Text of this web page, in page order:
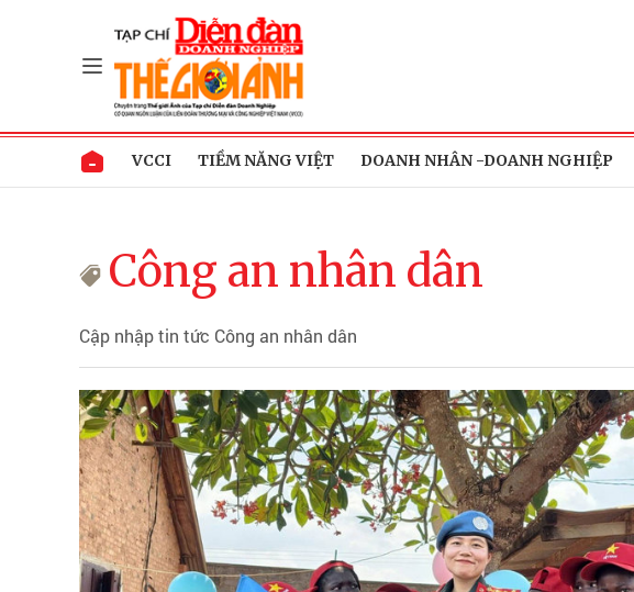
VCCI TIỀM NĂNG VIỆT DOANH NHÂN -DOANH NGHIỆP
Công an nhân dân
Cập nhập tin tức Công an nhân dân